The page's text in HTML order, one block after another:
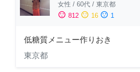
女性 / 60代 / 東京都
sentiment_satisfied 812 sentiment_neutral 16 sentiment_dissatisfied 1
低糖質メニュー作りおき
東京都